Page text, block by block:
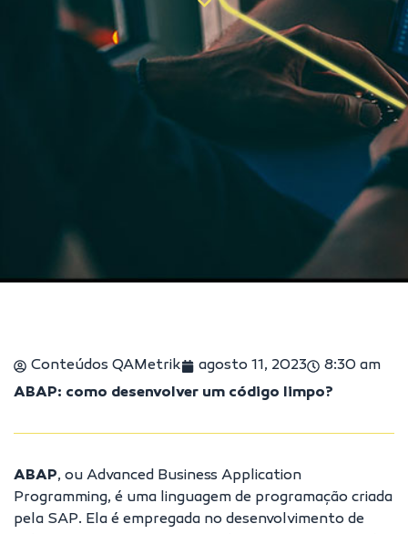
Conteúdos QAMetrik agosto 11, 2023
8:30 am
ABAP: como desenvolver um código limpo?
ABAP, ou Advanced Business Application
Programming, é uma linguagem de programação criada
pela SAP. Ela é empregada no desenvolvimento de